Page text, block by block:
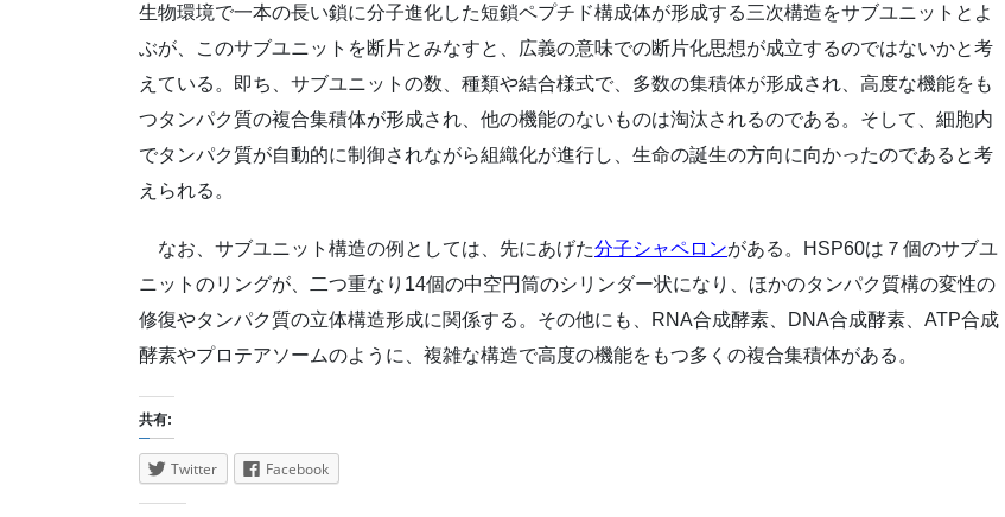
生物環境で一本の長い鎖に分子進化した短鎖ペプチド構成体が形成する三次構造をサブユニットとよ
ぶが、このサブユニットを断片とみなすと、広義の意味での断片化思想が成立するのではないかと考
えている。即ち、サブユニットの数、種類や結合様式で、多数の集積体が形成され、高度な機能をも
つタンパク質の複合集積体が形成され、他の機能のないものは淘汰されるのである。そして、細胞内
でタンパク質が自動的に制御されながら組織化が進行し、生命の誕生の方向に向かったのであると考
えられる。
なお、サブユニット構造の例としては、先にあげた分子シャペロンがある。HSP60は７個のサブユ
ニットのリングが、二つ重なり14個の中空円筒のシリンダー状になり、ほかのタンパク質構の変性の
修復やタンパク質の立体構造形成に関係する。その他にも、RNA合成酵素、DNA合成酵素、ATP合成
酵素やプロテアソームのように、複雑な構造で高度の機能をもつ多くの複合集積体がある。
共有:
Twitter Facebook